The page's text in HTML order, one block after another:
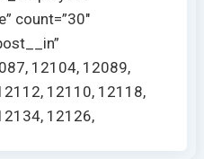
count=”30″
12104, 12089,
12110, 12118,
12126,